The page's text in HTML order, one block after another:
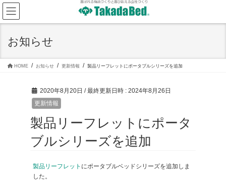
コ
テ
ン
ナ
ゲ
ー
お知らせ
HOME お知らせ 更新情報 製品リーフレットにポータブルシリーズを追加
2020年8月20日 / 最終更新日時 : 2024年8月26日
更新情報
製品リーフレットにポータ
ブルシリーズを追加
製品リーフレット にポータブルベッドシリーズを追加しま
した。